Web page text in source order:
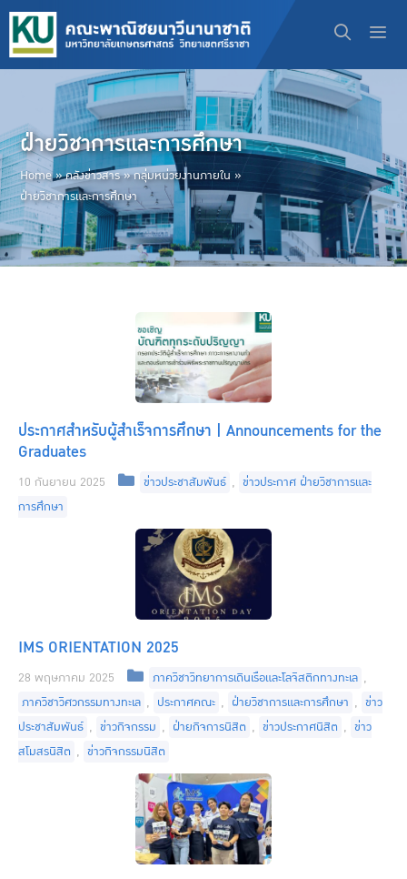
Skip
content
ฝ่ายวิชาการและการศึกษา
Home»คลังข่าวสาร»กลุ่มหน่วยงานภายใน »
ฝ่ายวิชาการและการศึกษา
ประกาศสำหรับผู้สำเร็จการศึกษา | Announcements for the
Graduates
10 กันยายน 2025 Categories
ข่าวประชาสัมพันธ์ , ข่าวประกาศ ฝ่ายวิชาการและ
การศึกษา
IMS ORIENTATION 2025
28 พฤษภาคม 2025 Categories
ภาควิชาวิทยาการเดินเรือและโลจิสติกทางทะเล ,
ภาควิชาวิศวกรรมทางทะเล , ประกาศคณะ , ฝ่ายวิชาการและการศึกษา , ข่าว
ประชาสัมพันธ์ , ข่าวกิจกรรม , ฝ่ายกิจการนิสิต , ข่าวประกาศนิสิต , ข่าว
สโมสรนิสิต , ข่าวกิจกรรมนิสิต